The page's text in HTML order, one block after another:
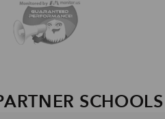
SCHOOLS